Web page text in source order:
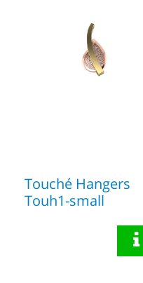
Touché Hangers
Touh1-small